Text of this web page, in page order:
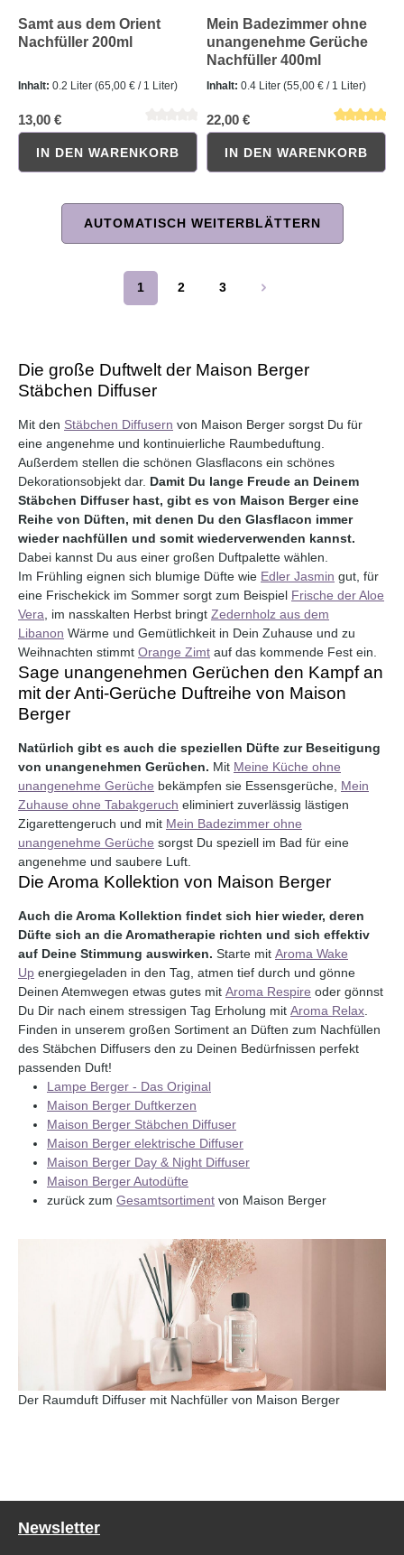
Durchschnittliche Bewertung von 0 von 5 Sternen
Samt aus dem Orient
Nachfüller 200ml
Inhalt: 0.2 Liter (65,00 € / 1 Liter)
13,00 €
Durchschnittliche Bewertung von 0 von 5 Sternen
IN DEN WARENKORB
Mein Badezimmer ohne
unangenehme Gerüche
Nachfüller 400ml
Inhalt: 0.4 Liter (55,00 € / 1 Liter)
22,00 €
Durchschnittliche Bewertung
IN DEN WARENKORB
AUTOMATISCH WEITERBLÄTTERN
Seite
1
Seite
2
Seite
3
Die große Duftwelt der Maison Berger
Stäbchen Diffuser
Mit den Stäbchen Diffusern von Maison Berger sorgst Du für
eine angenehme und kontinuierliche Raumbeduftung.
Außerdem stellen die schönen Glasflacons ein schönes
Dekorationsobjekt dar. Damit Du lange Freude an Deinem
Stäbchen Diffuser hast, gibt es von Maison Berger eine
Reihe von Düften, mit denen Du den Glasflacon immer
wieder nachfüllen und somit wiederverwenden kannst.
Dabei kannst Du aus einer großen Duftpalette wählen.
Im Frühling eignen sich blumige Düfte wie Edler Jasmin gut, für
eine Frischekick im Sommer sorgt zum Beispiel Frische der Aloe
Vera , im nasskalten Herbst bringt Zedernholz aus dem
Libanon Wärme und Gemütlichkeit in Dein Zuhause und zu
Weihnachten stimmt Orange Zimt auf das kommende Fest ein.
Sage unangenehmen Gerüchen den Kampf an
mit der Anti-Gerüche Duftreihe von Maison
Berger
Natürlich gibt es auch die speziellen Düfte zur Beseitigung
von unangenehmen Gerüchen. Mit Meine Küche ohne
unangenehme Gerüche bekämpfen sie Essensgerüche, Mein
Zuhause ohne Tabakgeruch eliminiert zuverlässig lästigen
Zigarettengeruch und mit Mein Badezimmer ohne
unangenehme Gerüche sorgst Du speziell im Bad für eine
angenehme und saubere Luft.
Die Aroma Kollektion von Maison Berger
Auch die Aroma Kollektion findet sich hier wieder, deren
Düfte sich an die Aromatherapie richten und sich effektiv
auf Deine Stimmung auswirken. Starte mit Aroma Wake
Up energiegeladen in den Tag, atmen tief durch und gönne
Deinen Atemwegen etwas gutes mit Aroma Respire oder gönnst
Du Dir nach einem stressigen Tag Erholung mit Aroma Relax
Finden in unserem großen Sortiment an Düften zum Nachfüllen
des Stäbchen Diffusers den zu Deinen Bedürfnissen perfekt
passenden Duft!
Lampe Berger - Das Original
Maison Berger Duftkerzen
Maison Berger Stäbchen Diffuser
Maison Berger elektrische Diffuser
Maison Berger Day & Night Diffuser
Maison Berger Autodüfte
zurück zum Gesamtsortiment von Maison Berger
Der Raumduft Diffuser mit Nachfüller von Maison Berger
Newsletter